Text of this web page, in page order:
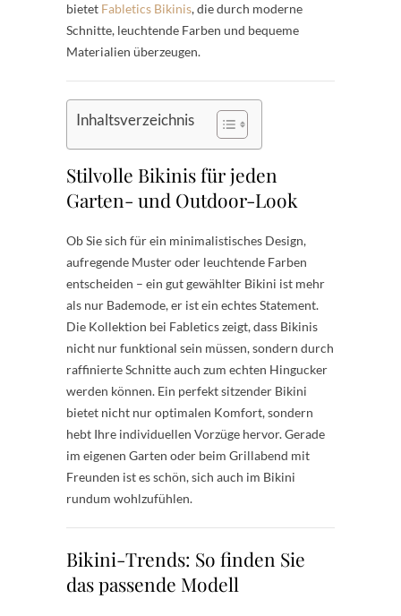
bietet Fabletics Bikinis, die durch moderne
Schnitte, leuchtende Farben und bequeme
Materialien überzeugen.
Inhaltsverzeichnis
Stilvolle Bikinis für jeden
Garten- und Outdoor-Look
Ob Sie sich für ein minimalistisches Design,
aufregende Muster oder leuchtende Farben
entscheiden – ein gut gewählter Bikini ist mehr
als nur Bademode, er ist ein echtes Statement.
Die Kollektion bei Fabletics zeigt, dass Bikinis
nicht nur funktional sein müssen, sondern durch
raffinierte Schnitte auch zum echten Hingucker
werden können. Ein perfekt sitzender Bikini
bietet nicht nur optimalen Komfort, sondern
hebt Ihre individuellen Vorzüge hervor. Gerade
im eigenen Garten oder beim Grillabend mit
Freunden ist es schön, sich auch im Bikini
rundum wohlzufühlen.
Bikini-Trends: So finden Sie
das passende Modell